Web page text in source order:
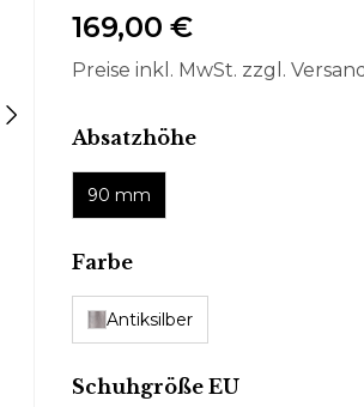
169,00 €
Preise inkl. MwSt. zzgl.
Absatzhöheauswählen
90 mm
Farbeauswählen
Antiksilber
Schuhgröße EUauswählen